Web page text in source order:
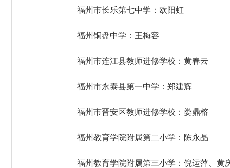
福州市长乐第七中学：欧阳虹
福州铜盘中学：王梅容
福州市连江县教师进修学校：黄春云
福州市永泰县第一中学：郑建辉
福州市晋安区教师进修学校：娄鼎榕
福州教育学院附属第二小学：陈永晶
福州教育学院附属第三小学：倪运萍、黄